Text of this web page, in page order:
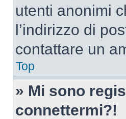
utenti anonimi
l’indirizzo di
contattare un
Top
» Mi sono
connettermi?!